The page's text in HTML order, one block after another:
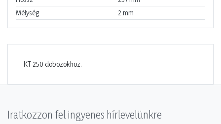
Mélység
2 mm
KT 250 dobozokhoz.
Iratkozzon fel ingyenes hírlevelünkre